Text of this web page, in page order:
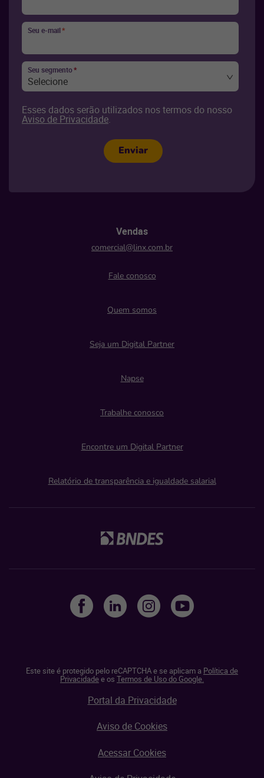
Seu e-mail*
Seu segmento*
Selecione
Esses dados serão utilizados nos termos do nosso
Aviso de Privacidade.
Enviar
Vendas
comercial@linx.com.br
Fale conosco
Quem somos
Seja um Digital Partner
Napse
Trabalhe conosco
Encontre um Digital Partner
Relatório de transparência e igualdade salarial
Este site é protegido pelo reCAPTCHA e se aplicam a Política de
Privacidadee os Termos de Uso do Google.
Portal da Privacidade
Aviso de Cookies
Acessar Cookies